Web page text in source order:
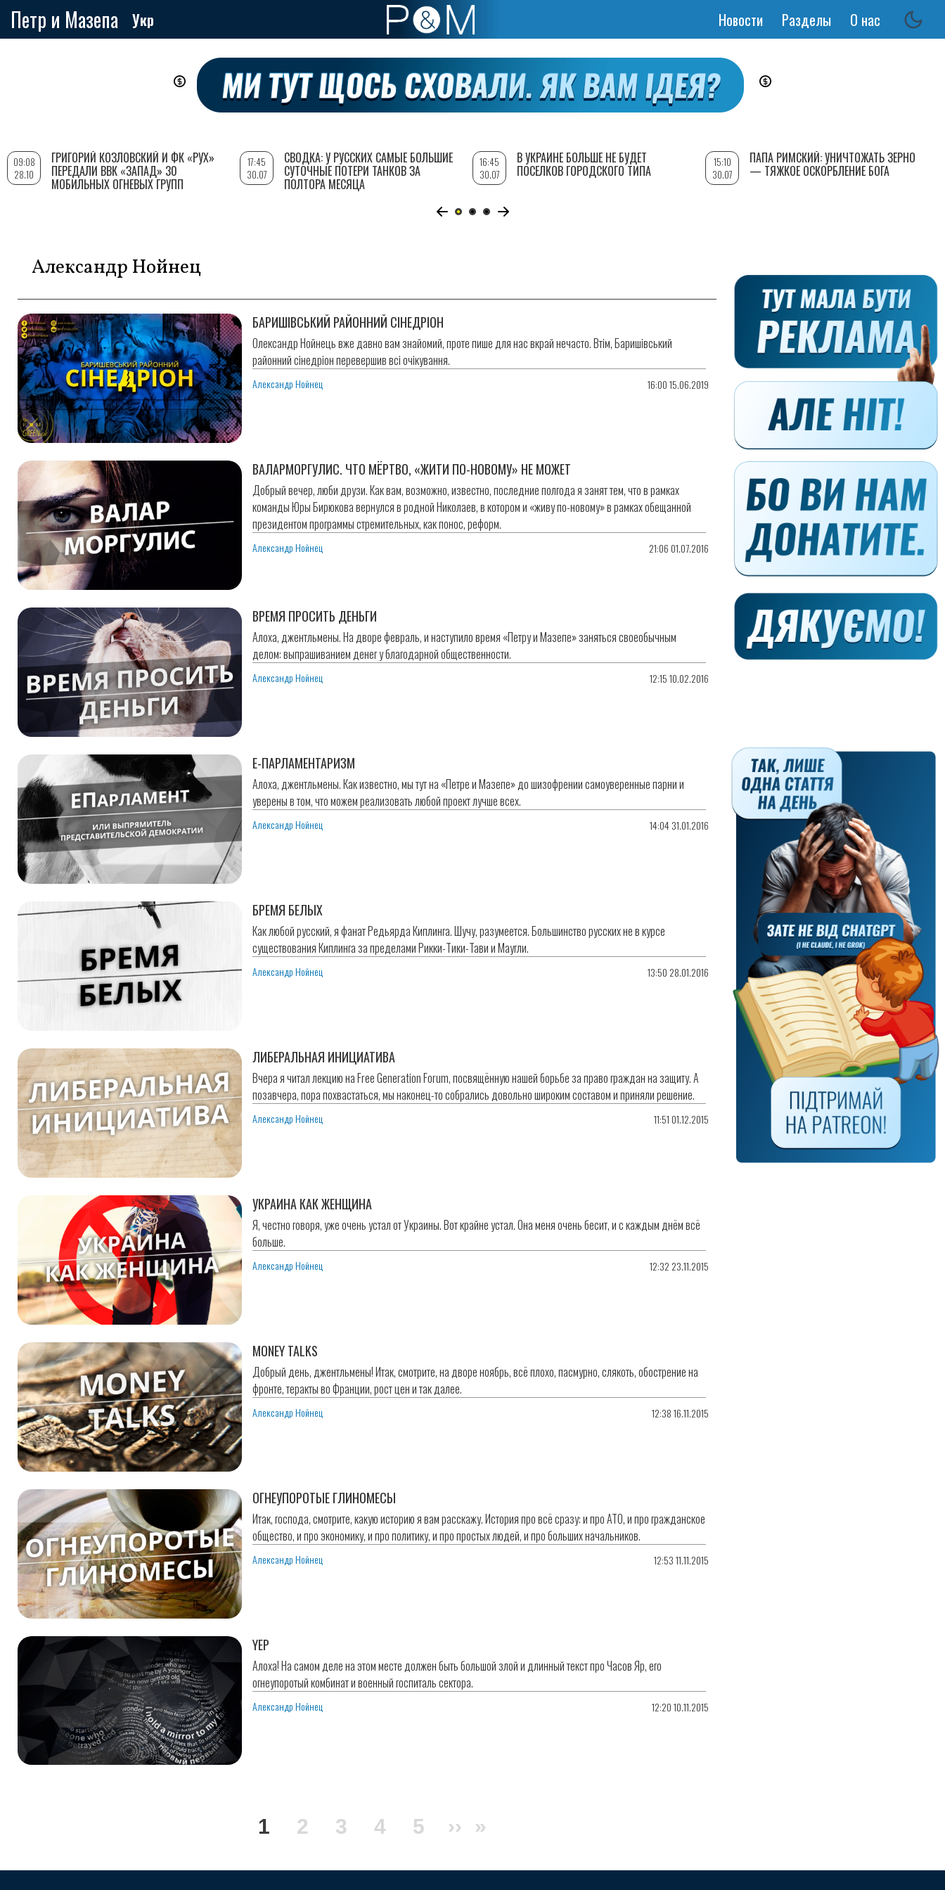
Петр и Мазепа Укр
Основная
Новости Разделы О нас
Александр Нойнец
БАРИШІВСЬКИЙ РАЙОННИЙ СІНЕДРІОН
Олександр Нойнець вже давно вам знайомий, проте пише для нас вкрай нечасто. Втім, Баришівський
районний сінедріон перевершив всі очікування.
Александр Нойнец 16:00 15.06.2019
ВАЛАРМОРГУЛИС. ЧТО МЁРТВО, «ЖИТИ ПО-НОВОМУ» НЕ МОЖЕТ
Добрый вечер, люби друзи. Как вам, возможно, известно, последние полгода я занят тем, что в рамках
команды Юры Бирюкова вернулся в родной Николаев, в котором и «живу по-новому» в рамках обещанной
президентом программы стремительных, как понос, реформ.
Александр Нойнец 21:06 01.07.2016
ВРЕМЯ ПРОСИТЬ ДЕНЬГИ
Алоха, джентльмены. На дворе февраль, и наступило время «Петру и Мазепе» заняться своеобычным
делом: выпрашиванием денег у благодарной общественности.
Александр Нойнец 12:15 10.02.2016
Е-ПАРЛАМЕНТАРИЗМ
Алоха, джентльмены. Как известно, мы тут на «Петре и Мазепе» до шизофрении самоуверенные парни и
уверены в том, что можем реализовать любой проект лучше всех.
Александр Нойнец 14:04 31.01.2016
БРЕМЯ БЕЛЫХ
Как любой русский, я фанат Редьярда Киплинга. Шучу, разумеется. Большинство русских не в курсе
существования Киплинга за пределами Рикки-Тики-Тави и Маугли.
Александр Нойнец 13:50 28.01.2016
ЛИБЕРАЛЬНАЯ ИНИЦИАТИВА
Вчера я читал лекцию на Free Generation Forum, посвящённую нашей борьбе за право граждан на защиту. А
позавчера, пора похвастаться, мы наконец-то собрались довольно широким составом и приняли решение.
Александр Нойнец 11:51 01.12.2015
УКРАИНА КАК ЖЕНЩИНА
Я, честно говоря, уже очень устал от Украины. Вот крайне устал. Она меня очень бесит, и с каждым днём всё
больше.
Александр Нойнец 12:32 23.11.2015
MONEY TALKS
Добрый день, джентльмены! Итак, смотрите, на дворе ноябрь, всё плохо, пасмурно, слякоть, обострение на
фронте, теракты во Франции, рост цен и так далее.
Александр Нойнец 12:38 16.11.2015
ОГНЕУПОРОТЫЕ ГЛИНОМЕСЫ
Итак, господа, смотрите, какую историю я вам расскажу. История про всё сразу: и про АТО, и про гражданское
общество, и про экономику, и про политику, и про простых людей, и про больших начальников.
Александр Нойнец 12:53 11.11.2015
YEP
Алоха! На самом деле на этом месте должен быть большой злой и длинный текст про Часов Яр, его
огнеупоротый комбинат и военный госпиталь сектора.
Александр Нойнец 12:20 10.11.2015
Текущая
1 Page
2 Page
3 Page
4 Page
5
Следующая
››
Последняя
»
09:08
28.10
ГРИГОРИЙ КОЗЛОВСКИЙ И ФК «РУХ»
ПЕРЕДАЛИ ВВК «ЗАПАД» 30
МОБИЛЬНЫХ ОГНЕВЫХ ГРУПП
17:45
30.07
СВОДКА: У РУССКИХ САМЫЕ БОЛЬШИЕ
СУТОЧНЫЕ ПОТЕРИ ТАНКОВ ЗА
ПОЛТОРА МЕСЯЦА
16:45
30.07
В УКРАИНЕ БОЛЬШЕ НЕ БУДЕТ
ПОСЕЛКОВ ГОРОДСКОГО ТИПА
15:10
30.07
ПАПА РИМСКИЙ: УНИЧТОЖАТЬ ЗЕРНО
— ТЯЖКОЕ ОСКОРБЛЕНИЕ БОГА